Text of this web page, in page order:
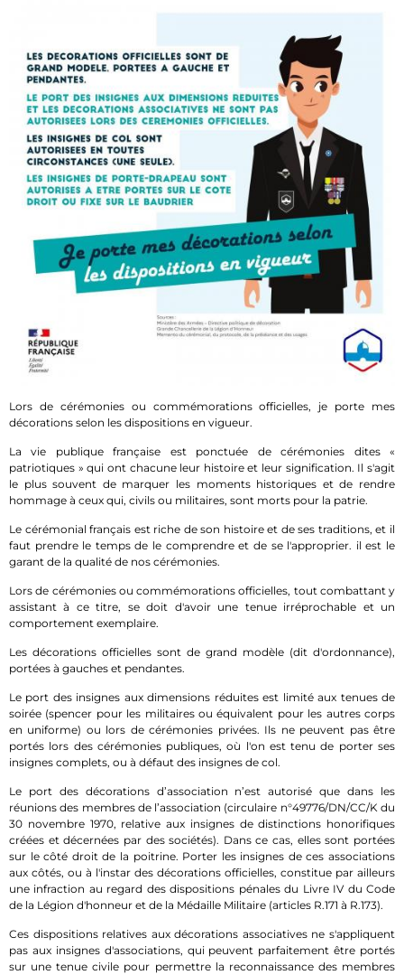
Lors de cérémonies ou commémorations officielles, je porte mes
décorations selon les dispositions en vigueur.
La vie publique française est ponctuée de cérémonies dites «
patriotiques » qui ont chacune leur histoire et leur signification. Il s'agit
le plus souvent de marquer les moments historiques et de rendre
hommage à ceux qui, civils ou militaires, sont morts pour la patrie.
Le cérémonial français est riche de son histoire et de ses traditions, et il
faut prendre le temps de le comprendre et de se l'approprier. il est le
garant de la qualité de nos cérémonies.
Lors de cérémonies ou commémorations officielles, tout combattant y
assistant à ce titre, se doit d'avoir une tenue irréprochable et un
comportement exemplaire.
Les décorations officielles sont de grand modèle (dit d'ordonnance),
portées à gauches et pendantes.
Le port des insignes aux dimensions réduites est limité aux tenues de
soirée (spencer pour les militaires ou équivalent pour les autres corps
en uniforme) ou lors de cérémonies privées. Ils ne peuvent pas être
portés lors des cérémonies publiques, où l'on est tenu de porter ses
insignes complets, ou à défaut des insignes de col.
Le port des décorations d’association n’est autorisé que dans les
réunions des membres de l’association (circulaire n°49776/DN/CC/K du
30 novembre 1970, relative aux insignes de distinctions honorifiques
créées et décernées par des sociétés). Dans ce cas, elles sont portées
sur le côté droit de la poitrine. Porter les insignes de ces associations
aux côtés, ou à l'instar des décorations officielles, constitue par ailleurs
une infraction au regard des dispositions pénales du Livre IV du Code
de la Légion d'honneur et de la Médaille Militaire (articles R.171 à R.173).
Ces dispositions relatives aux décorations associatives ne s'appliquent
pas aux insignes d'associations, qui peuvent parfaitement être portés
sur une tenue civile pour permettre la reconnaissance des membres